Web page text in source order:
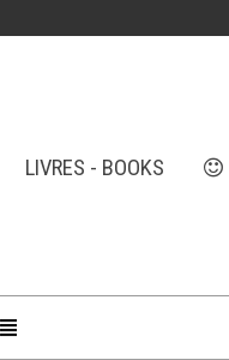
LIVRES - BOOKS